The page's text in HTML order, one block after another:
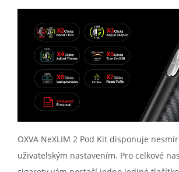
OXVA NeXLIM 2 Pod Kit disponuje
uživatelským nastavením. Pro celkové